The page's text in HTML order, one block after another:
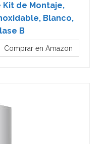
Kit de Montaje,
Blanco,
B
Comprar en Amazon